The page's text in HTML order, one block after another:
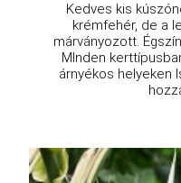
Kedves kis
krémfehér, de a
márványozott.
MInden
árnyékos helyeken